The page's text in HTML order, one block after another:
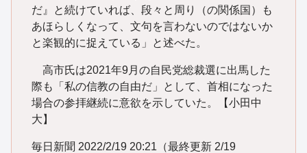
だ』と続けていれば、段々と周り（の関係国）も
あほらしくなって、文句を言わないのではないか
と楽観的に捉えている」と述べた。
高市氏は2021年9月の自民党総裁選に出馬した
際も「私の信教の自由だ」として、首相になった
場合の参拝継続に意欲を示していた。【小田中
大】
毎日新聞 2022/2/19 20:21（最終更新 2/19